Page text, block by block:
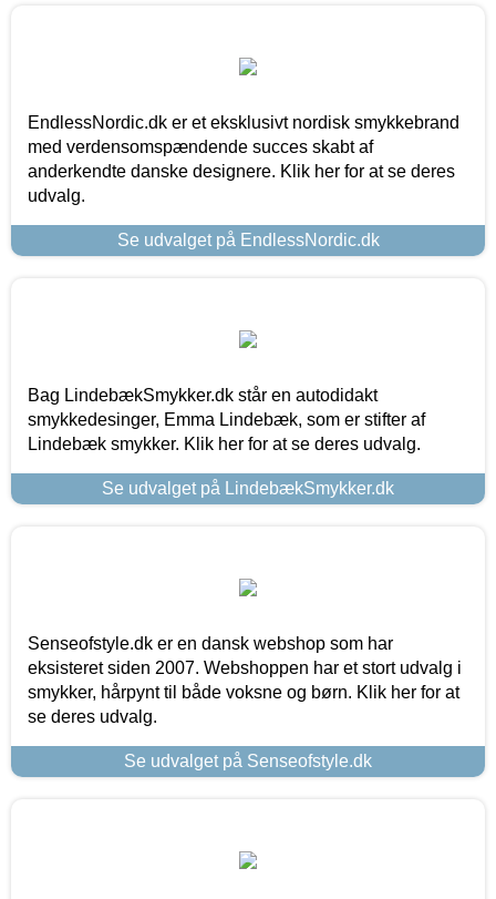
EndlessNordic.dk er et eksklusivt nordisk smykkebrand
med verdensomspændende succes skabt af
anderkendte danske designere. Klik her for at se deres
udvalg.
Se udvalget på EndlessNordic.dk
Bag LindebækSmykker.dk står en autodidakt
smykkedesinger, Emma Lindebæk, som er stifter af
Lindebæk smykker. Klik her for at se deres udvalg.
Se udvalget på LindebækSmykker.dk
Senseofstyle.dk er en dansk webshop som har
eksisteret siden 2007. Webshoppen har et stort udvalg i
smykker, hårpynt til både voksne og børn. Klik her for at
se deres udvalg.
Se udvalget på Senseofstyle.dk